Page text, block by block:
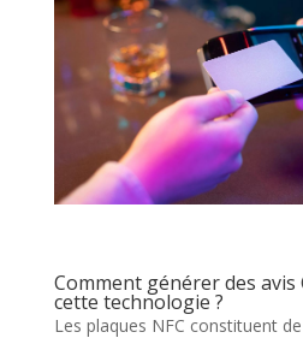
Comment générer des avis
cette technologie ?
Les plaques NFC constituent